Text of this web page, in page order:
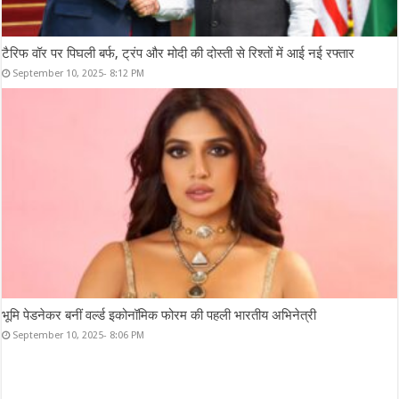
टैरिफ वॉर पर पिघली बर्फ, ट्रंप और मोदी की दोस्ती से रिश्तों में आई नई रफ्तार
September 10, 2025- 8:12 PM
भूमि पेडनेकर बनीं वर्ल्ड इकोनॉमिक फोरम की पहली भारतीय अभिनेत्री
September 10, 2025- 8:06 PM